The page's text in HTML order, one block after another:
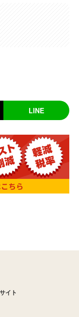
LINE
イト